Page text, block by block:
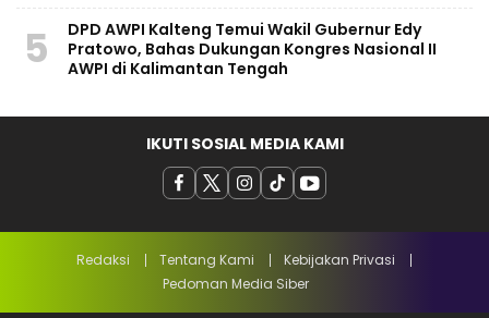
5
DPD AWPI Kalteng Temui Wakil Gubernur Edy
Pratowo, Bahas Dukungan Kongres Nasional II
AWPI di Kalimantan Tengah
IKUTI SOSIAL MEDIA KAMI
Redaksi Tentang Kami
Kebijakan Privasi
Pedoman Media Siber